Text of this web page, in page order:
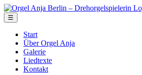
☰
Start
Über Orgel Anja
Galerie
Liedtexte
Kontakt